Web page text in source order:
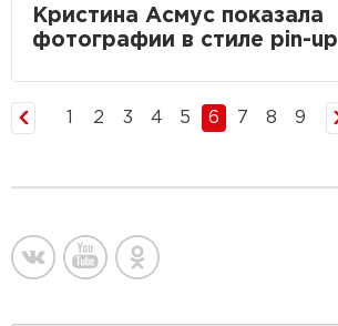
Кристина Асмус показала
фотографии в стиле pin-up
2 3 4 5 6 7 8 9